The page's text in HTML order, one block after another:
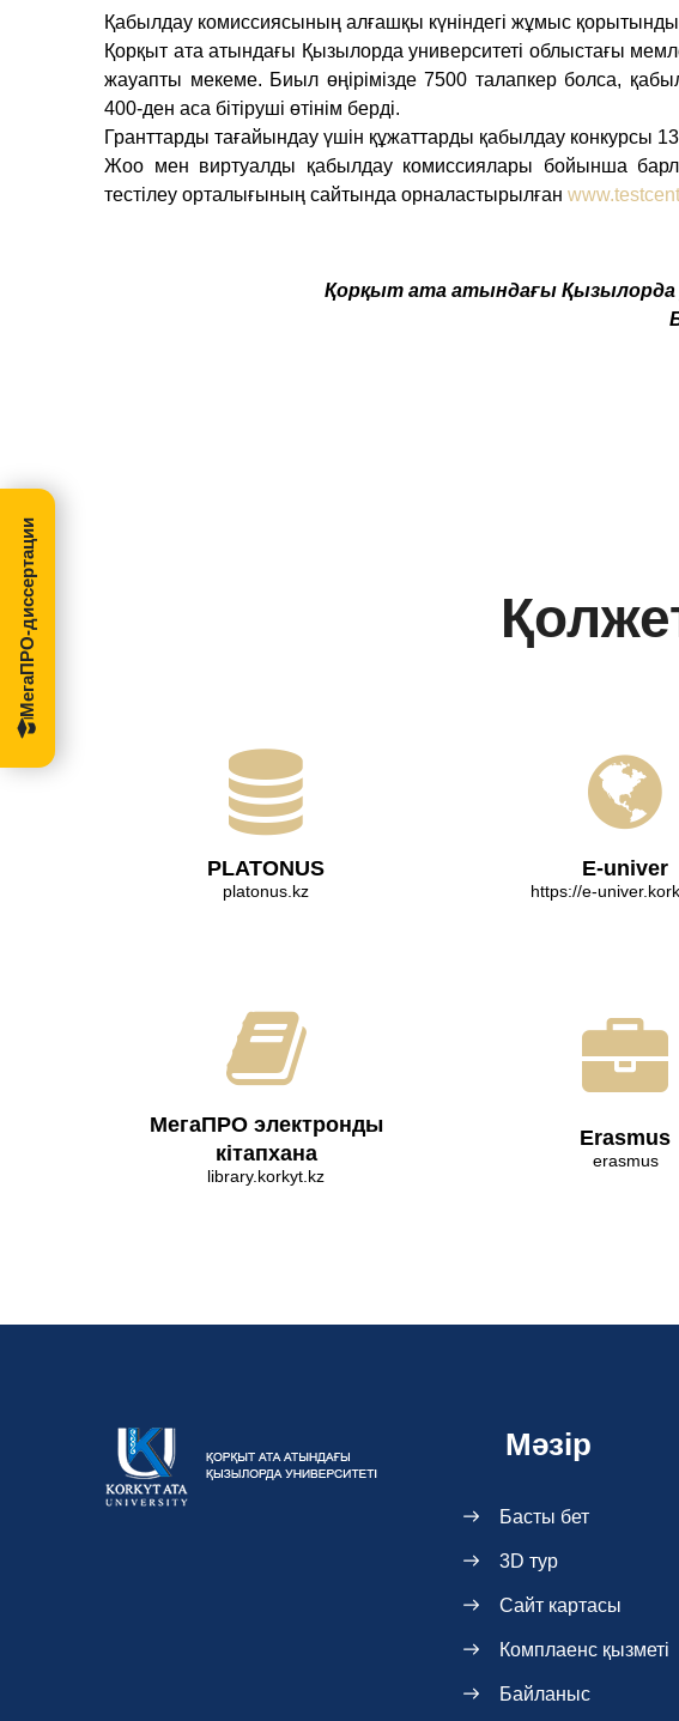
Қабылдау комиссиясының алғашқы күніндегі жұмыс
Қорқыт ата атындағы Қызылорда университеті облыстағы
жауапты мекеме. Биыл өңірімізде 7500 талапкер болса,
400-ден аса бітіруші өтінім берді.
Гранттарды тағайындау үшін құжаттарды қабылдау конкурсы
Жоо мен виртуалды қабылдау комиссиялары бойынша
тестілеу орталығының сайтында орналастырылған
Қорқыт ата атындағы Қызылорда
PLATONUS
platonus.kz
E-univer
https://e-
МегаПРО электронды
кітапхана
library.korkyt.kz
Erasmus
erasmus
Мәзір
Басты бет
3D тур
Сайт картасы
Комплаенс қызметі
Байланыс
МегаПРО-диссертации